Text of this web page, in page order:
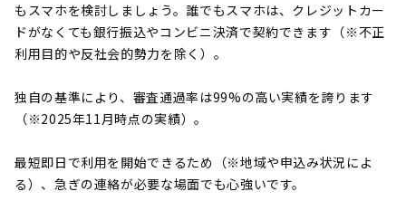
もスマホを検討しましょう。誰でもスマホは、クレジットカー
ドがなくても銀行振込やコンビニ決済で契約できます（※不正
利用目的や反社会的勢力を除く）。
独自の基準により、審査通過率は99%の高い実績を誇ります
（※2025年11月時点の実績）。
最短即日で利用を開始できるため（※地域や申込み状況によ
る）、急ぎの連絡が必要な場面でも心強いです。